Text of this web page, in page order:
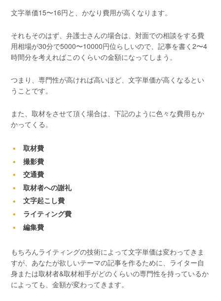
文字単価15〜16円と、かなり費用が高くなります。
それもそのはず、弁護士さんの場合は、対面での相談をする費
用相場が30分で5000〜10000円位らしいので、記事を書く2〜4
時間分を考えればこのくらいの金額になってしまう。
つまり、専門性が高ければ高いほど、文字単価が高くなるとい
うことです。
また、取材をさせて頂く場合は、下記のように色々な費用もか
かってくる。
取材費
撮影費
交通費
取材者への謝礼
文字起こし費
ライティング費
編集費
もちろんライティングの技術によって文字単価は変わってきま
すが、あなたが欲しいテーマの記事を作るために、ライター自
身または取材者&取材相手がどのくらいの専門性を持っているか
によっても、金額が変わってきます。